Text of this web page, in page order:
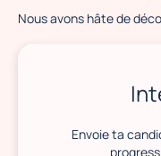
Nous avons hâte de
Envoie ta